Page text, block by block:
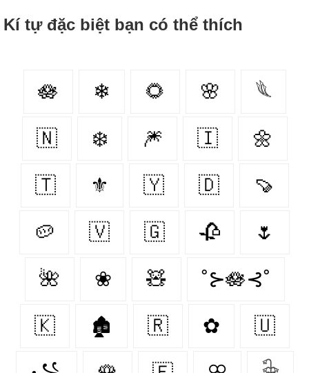
Kí tự đặc biệt bạn có thể thích
🪷 ❄ 🌻 🌸 𓆰
🇳‌ ❄️ 🎆 🇮‌ 🌼
🇹‌ ⚜ 🇾‌ 🇩‌ 🍠
🥔 🇻‌ 🇬‌ 🥀 🌷
🌺 ❀ 🧸 ˚⊱🪷⊰˚
🇰‌ 🏚 🇷‌ ✿ 🇺‌